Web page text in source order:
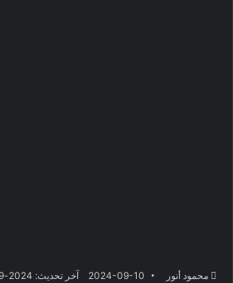
محمود أنور 2024-09-10 آخر تحديث: 2024-09-10